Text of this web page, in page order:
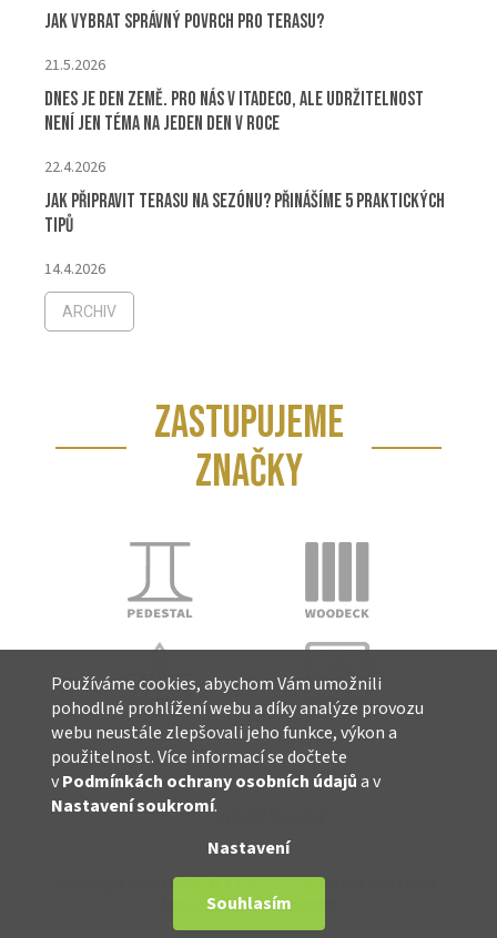
Používáme cookies, abychom Vám umožnili
pohodlné prohlížení webu a díky analýze provozu
webu neustále zlepšovali jeho funkce, výkon a
použitelnost. Více informací se dočtete
vPodmínkách ochrany osobních údajůa v
Nastavení soukromí.
Nastavení
Souhlasím
Jak vybrat správný povrch pro terasu?
21.5.2026
Dnes je Den Země. Pro nás v ITADECO, ale udržitelnost
není jen téma na jeden den v roce
22.4.2026
Jak připravit terasu na sezónu? Přinášíme 5 praktických
tipů
14.4.2026
ARCHIV
ZASTUPUJEME
ZNAČKY
Vytvořil Shoptet
ITADECO s.r.o.. Všechna práva vyhrazena.
Upravit nastavení cookies